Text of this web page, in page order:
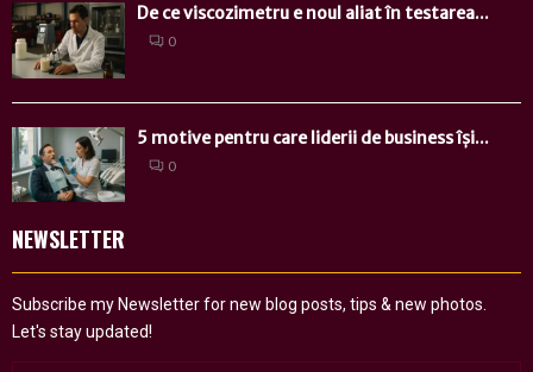
De ce viscozimetru e noul aliat în testarea...
0
5 motive pentru care liderii de business își...
0
NEWSLETTER
Subscribe my Newsletter for new blog posts, tips & new photos.
Let's stay updated!